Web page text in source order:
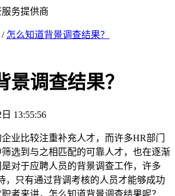
务提供商
/ 怎么知道背景调查结果？
景调查结果？
13:55:56
业比较注重补充人才，而许多HR部门
选到与之相匹配的可靠人才，也在逐渐
对于应聘人员的背景调查工作，许多
，只有通过背调考核的人员才能够成功
者来讲，怎么知道背景调查结果呢？